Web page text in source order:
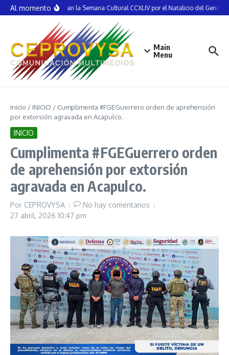
Saltar al contenido
Al momentoInauguran la Semana Cultural CCXLIV por el Natalicio del General
Main
Menu
Inicio / INICIO / Cumplimenta #FGEGuerrero orden de aprehensión
por extorsión agravada en Acapulco.
INICIO
Cumplimenta #FGEGuerrero orden
de aprehensión por extorsión
agravada en Acapulco.
Por CEPROVYSA
No hay comentarios
27 abril, 2026 10:47 pm